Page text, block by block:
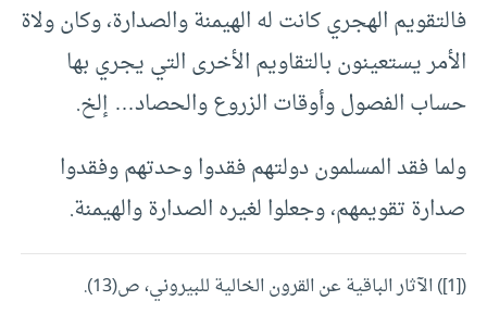
فالتقويم الهجري كانت له الهيمنة والصدارة، وكان ولاة
الأمر يستعينون بالتقاويم الأخرى التي يجري بها
حساب الفصول وأوقات الزروع والحصاد… إلخ.
ولما فقد المسلمون دولتهم فقدوا وحدتهم وفقدوا
صدارة تقويمهم، وجعلوا لغيره الصدارة والهيمنة.
([1]) الآثار الباقية عن القرون الخالية للبيروني، ص(13).